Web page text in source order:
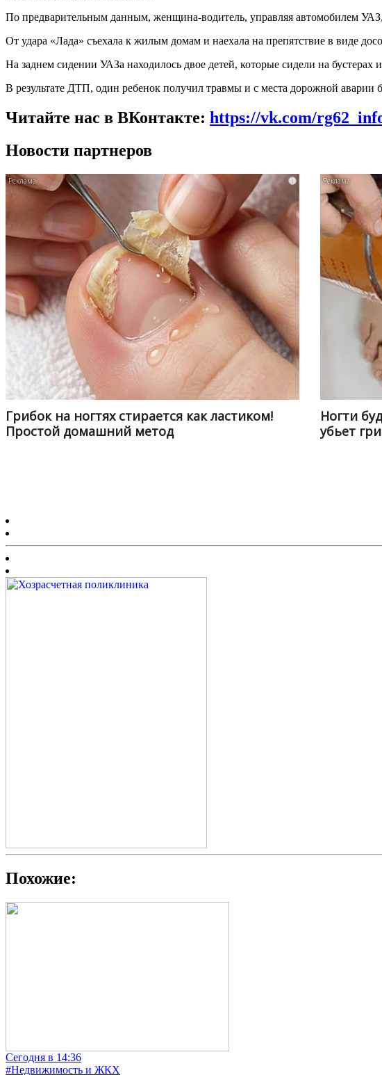
По предварительным данным, женщина-водитель, управляя автомобилем
От удара «Лада» съехала к жилым домам и наехала на препятствие в виде
На заднем сидении УАЗа находилось двое детей, которые сидели на
В результате ДТП, один ребенок получил травмы и с места дорожной аварии
Читайте нас в ВКонтакте: https://vk.com/
Новости партнеров
i
Грибок на ногтях стирается как ластиком!
Простой домашний метод
Ногти
убьет
Похожие:
Сегодня в 14:36
#Недвижимость и ЖКХ